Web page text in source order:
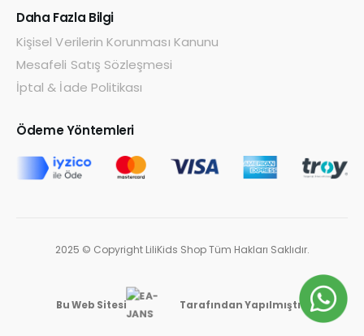
Daha Fazla Bilgi
Kişisel Verilerin Korunması Kanunu
Mesafeli Satış Sözleşmesi
İptal & İade Politikası
Ödeme Yöntemleri
2025 © Copyright LiliKids Shop Tüm Hakları Saklıdır.
Bu Web Sitesi Tarafından Yapılmıştır.